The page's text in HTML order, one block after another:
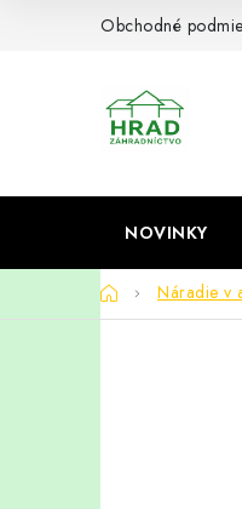
Obchodné
NOVINKY
DomovNáradie v